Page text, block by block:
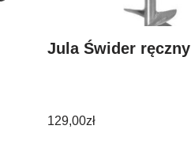
Jula Świder ręczny
129,00zł